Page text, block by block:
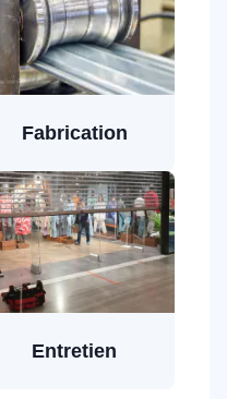
Fabrication
Entretien